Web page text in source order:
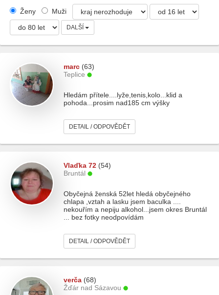
Ženy Muži
DALŠÍ
marc (63)
Teplice
Hledám přítele....lyže,tenis,kolo...klid a
pohoda...prosim nad185 cm výšky
DETAIL / ODPOVĚDĚT
Vlaďka 72 (54)
Bruntál
Obyčejná ženská 52let hledá obyčejného
chlapa ,vztah a lasku jsem baculka ....
nekouřím a nepiju alkohol...jsem okres Bruntál
... bez fotky neodpovídám
DETAIL / ODPOVĚDĚT
verča (68)
Žďár nad Sázavou